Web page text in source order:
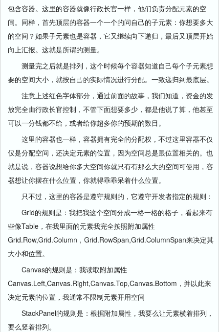
包含容器。这里的容器就像行政长官一样，他们负责分配元素的空
间。同样，首先顶层的容器一个一个的问自己的子元素：你想要多大
的空间？如果子元素也是容器，它又继续向下递归，最后又顶层开始
向上汇报。这就是所谓的测量。
测量完之后就是排列，这个时候每个容器知道自己每个子元素想
要的空间大小，就按自己的实际情况进行分配。一致递归到最底层。
注意上述红色字体部分，通过前面的故事，我们知道，资金的发
放完全由行政长官控制，不管下面想要多少，都是他说了算，他甚至
可以一分钱都不给，或者给你超多你的预期的数目。
这里的容器也一样，容器拥有完全的分配权，不过这里容器不仅
仅是分配空间，还决定元素的位置，因为空间总是跟位置相关的。也
就是说，容器说想给你多大空间你就只有有那么大的空间可使用，容
器想让你摆在什么位置，你就得乖乖呆着什么位置。
只不过，这里的容器是遵守规则的，它遵守开发者指定的规则：
Grid的规则是：我把我这个空间分成一格一格的格子，看起来有
些像Table，在我里面的元素我完全按照附加属性
Grid.Row,Grid.Column，Grid.RowSpan,Grid.ColumnSpan来决定其
大小和位置。
Canvas的规则是：我读取附加属性
Canvas.Left,Canvas.Right,Canvas.Top,Canvas.Bottom，并以此来
决定元素的位置，我通常不限制元素开用空间
StackPanel的规则是：根据附加属性，我要么让元素横着排列，
要么竖着排列。